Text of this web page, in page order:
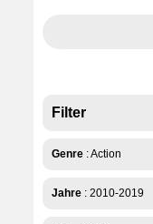
Filter
Genre :Action
Jahre : 2010-2019